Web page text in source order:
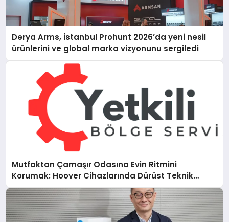
Derya Arms, İstanbul Prohunt 2026’da yeni nesil
ürünlerini ve global marka vizyonunu sergiledi
Mutfaktan Çamaşır Odasına Evin Ritmini
Korumak: Hoover Cihazlarında Dürüst Teknik
Destek Deneyimi